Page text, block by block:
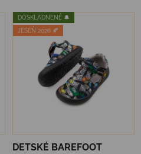
DOSKLADNENÉ 🔔
JESEŇ 2026 🍂
DETSKÉ BAREFOOT